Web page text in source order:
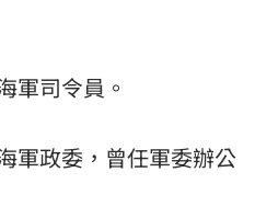
軍司令員。
軍政委，曾任軍委辦公